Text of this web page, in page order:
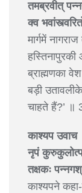
तमब्रवीत्
क्व
मार्गमें
ब्राह्मणका
बड़ी
चाहते हैं?’ ॥
काश्यप उवाच
नृपं
तक्षकः
काश्यपने